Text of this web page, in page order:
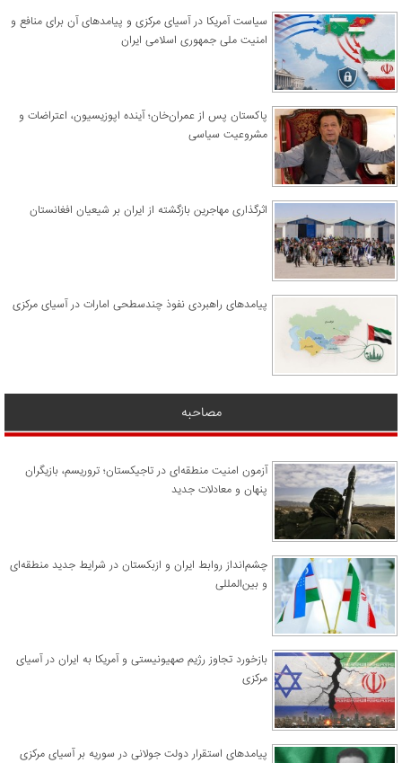
سیاست آمریکا در آسیای مرکزی و پیامدهای آن برای منافع و
امنیت ملی جمهوری اسلامی ایران
پاکستان پس از عمران‌خان؛ آینده اپوزیسیون، اعتراضات و
مشروعیت سیاسی
اثرگذاری مهاجرین بازگشته از ایران بر شیعیان افغانستان
پیامدهای راهبردی نفوذ چندسطحی امارات در آسیای مرکزی
مصاحبه
آزمون امنیت منطقه‌ای در تاجیکستان؛ تروریسم، بازیگران
پنهان و معادلات جدید
چشم‌انداز روابط ایران و ازبکستان در شرایط جدید منطقه‌ای
و بین‌المللی
​بازخورد تجاوز رژیم صهیونیستی و آمریکا به ایران در آسیای
مرکزی
پیامدهای استقرار دولت جولانی در سوریه بر آسیای مرکزی